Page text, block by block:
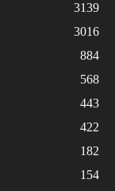
3139
3016
884
568
443
422
182
154